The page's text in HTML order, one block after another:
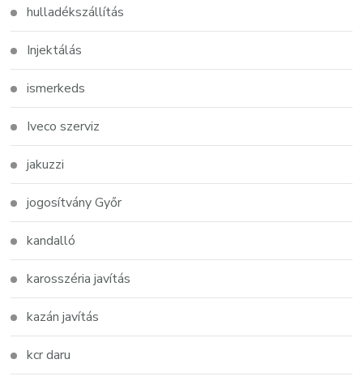
hulladékszállítás
Injektálás
ismerkeds
Iveco szerviz
jakuzzi
jogosítvány Győr
kandalló
karosszéria javítás
kazán javítás
kcr daru